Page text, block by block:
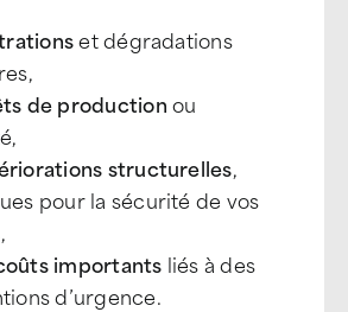
et dégradations
de productionou
é,
structurelles,
pour la sécurité de vos
importants liés à des
d’urgence.